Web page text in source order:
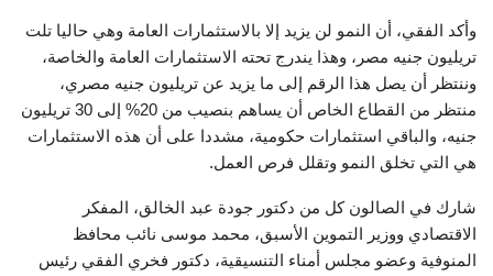
وأكد الفقي، أن النمو لن يزيد إلا بالاستثمارات العامة وهي حاليا تلت
تريليون جنيه مصر، وهذا يندرج تحته الاستثمارات العامة والخاصة،
وننتظر أن يصل هذا الرقم إلى ما يزيد عن تريليون جنيه مصري،
منتظر من القطاع الخاص أن يساهم بنصيب من 20% إلى 30 تريليون
جنيه، والباقي استثمارات حكومية، مشددا على أن هذه الاستثمارات
هي التي تخلق النمو وتقلل فرص العمل.
شارك في الصالون كل من دكتور جودة عبد الخالق، المفكر
الاقتصادي ووزير التموين الأسبق، محمد موسى نائب محافظ
المنوفية وعضو مجلس أمناء التنسيقية، دكتور فخري الفقي رئيس